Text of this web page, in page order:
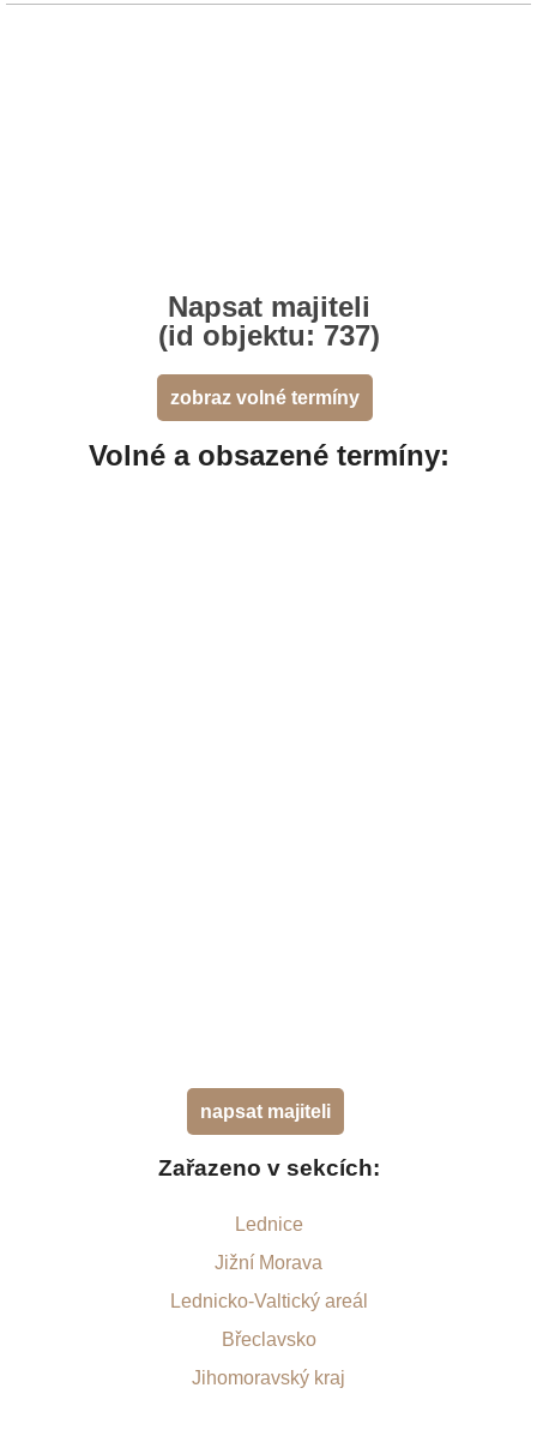
Napsat majiteli
(id objektu: 737)
zobraz volné termíny
Volné a obsazené termíny:
napsat majiteli
Zařazeno v sekcích:
Lednice
Jižní Morava
Lednicko-Valtický areál
Břeclavsko
Jihomoravský kraj